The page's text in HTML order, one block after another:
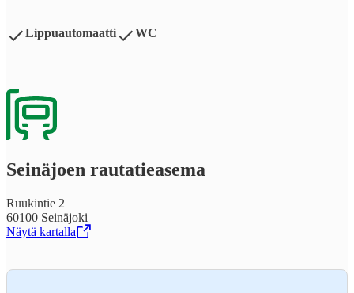
Lippuautomaatti WC
Seinäjoen rau­ta­tie­a­se­ma
Ruukintie 2
60100 Seinäjoki
Näytä kartalla
,Avataan uudessa välilehdessä